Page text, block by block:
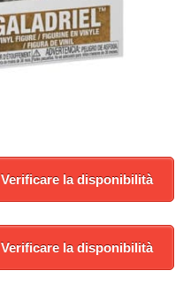
Verificare la disponibilità
Verificare la disponibilità